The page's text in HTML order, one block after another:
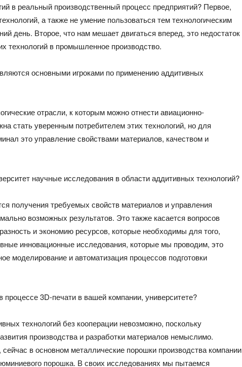
в реальный производственный процесс предприятий? Первое,
а также не умение пользоваться тем технологическим
день. Второе, что нам мешает двигаться вперед, это недостаток
технологий в промышленное производство.
основными игроками по применению аддитивных
отрасли, к которым можно отнести авиационно-
стать уверенным потребителем этих технологий, но для
это управление свойствами материалов, качеством и
научные исследования в области аддитивных технологий?
получения требуемых свойств материалов и управления
возможных результатов. Это также касается вопросов
и экономию ресурсов, которые необходимы для того,
инновационные исследования, которые мы проводим, это
моделирование и автоматизация процессов подготовки
3D-печати в вашей компании, университете?
технологий без кооперации невозможно, поскольку
производства и разработки материалов немыслимо.
в основном металлические порошки производства компании
порошка. В своих исследованиях мы пытаемся